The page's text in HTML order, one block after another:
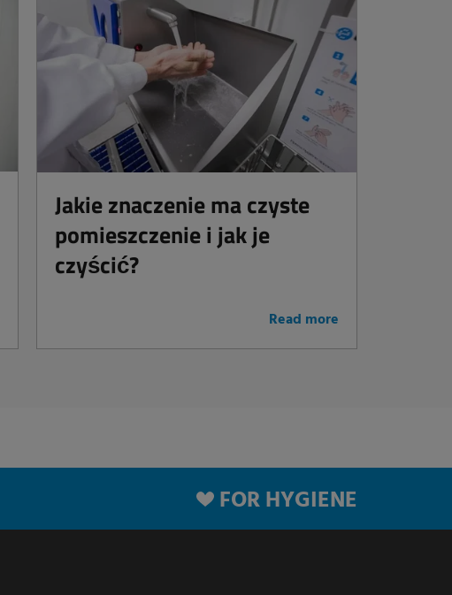
Jakie znaczenie ma czyste
pomieszczenie i jak je
czyścić?
Read more
FOR HYGIENE